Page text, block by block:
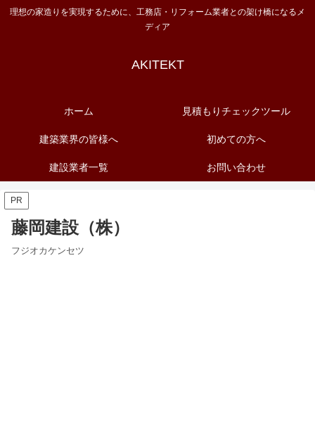
理想の家造りを実現するために、工務店・リフォーム業者との架け橋になるメ
ディア
AKITEKT
ホーム 見積もりチェックツール
建築業界の皆様へ 初めての方へ
建設業者一覧 お問い合わせ
PR
藤岡建設（株）
フジオカケンセツ